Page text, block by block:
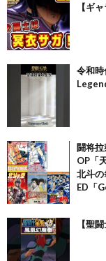
【ギ
令和
闘将
OP「
北斗
ED「
【聖